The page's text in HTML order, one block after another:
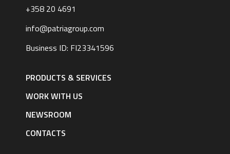
+358 20 4691
info@patriagroup.com
Business ID: FI23341596
navigation
|PRODUCTS & SERVICES
WORK WITH US
NEWSROOM
CONTACTS